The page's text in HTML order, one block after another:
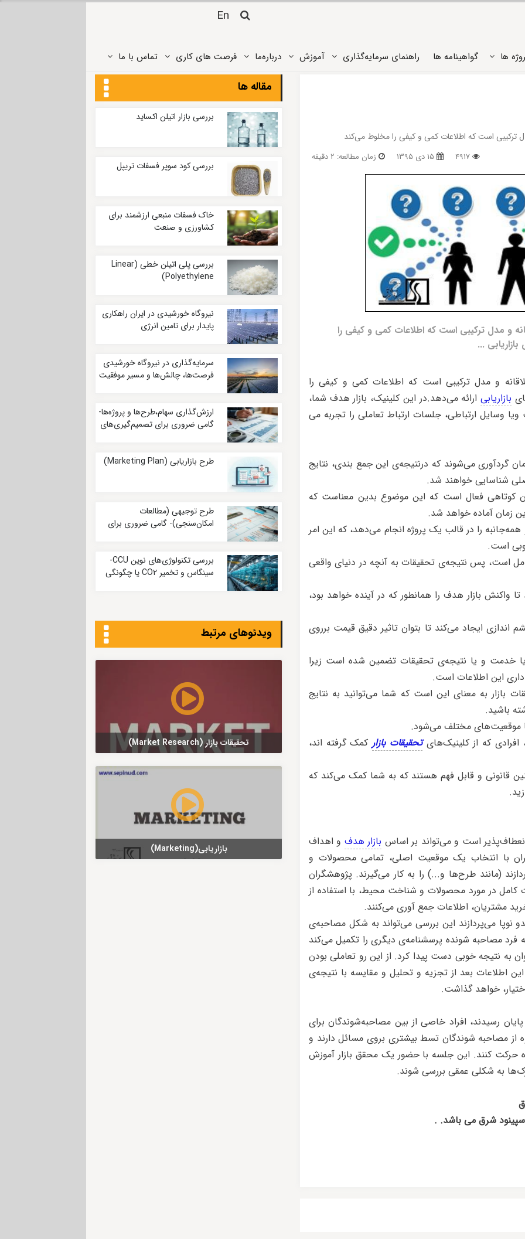
En
‌ها گواهینامه ها راهنمای سرمایه‌گذاری آموزش درباره‌ما فرصت های کاری تماس ‌با ما
ترکیبی است که اطلاعات کمی و کیفی را مخلوط می‌کند
زمان مطالعه: 2 دقیقه 15 دی 1395 4917
و مدل ترکیبی است که اطلاعات کمی و کیفی را
...
و مدل ترکیبی است که اطلاعات کمی و کیفی را
بازاریابی ارائه می‌دهد.در این کلینیک، بازار هدف شما،
وسایل ارتباطی، جلسات ارتباط تعاملی را تجربه می
گردآوری می‌شوند که درنتیجه‌ی این جمع بندی، نتایج
شناسایی خواهند شد.
کوتاهی فعال است که این موضوع بدین معناست که
زمان آماده خواهد شد.
را در قالب یک پروژه انجام می‌دهد، که این امر
است.
است، پس نتیجه‌ی تحقیقات به آنچه در دنیای واقعی
واکنش بازار هدف را همانطور که در آینده خواهد بود،
ایجاد می‌کند تا بتوان تاثیر دقیق قیمت برروی
خدمت و یا نتیجه‌ی تحقیقات تضمین شده است زیرا
داری این اطلاعات است.
به معنای این است که شما می‌توانید به نتایج
باشید.
موقعیت‌های مختلف می‌شود.
افرادی که از کلینیک‌هایتحقیقات بازارکمک گرفته اند،
قانونی و قابل فهم هستند که به شما کمک می‌کند که
انعطاف‌پذیر است و می‌تواند بر اساس بازار هدف و اهداف
با انتخاب یک موقعیت اصلی، تمامی محصولات و
(مانند طرح‌ها و...) را به کار می‌گیرند. پژوهشگران
کامل در مورد محصولات و شناخت محیط، با استفاده از
مشتریان، اطلاعات جمع آوری می‌کنند.
می‌پردازند این بررسی می‌تواند به شکل مصاحبه‌ی
فرد مصاحبه شونده پرسشنامه‌ی دیگری را تکمیل می‌کند
به نتیجه خوبی دست پیدا کرد. از این رو تعاملی بودن
اطلاعات بعد از تجزیه و تحلیل و مقایسه با نتیجه‌ی
خواهد گذاشت.
رسیدند، افراد خاصی از بین مصاحبه‌شوندگان برای
مصاحبه شوندگان تسط بیشتری بروی مسائل دارند و
حرکت کنند. این جلسه با حضور یک محقق بازار آموزش
به شکلی عمقی بررسی شوند.
شرق می باشد. .
مقاله ها
بررسی بازار اتیلن اکساید
بررسی کود سوپر فسفات تریپل
خاک فسفات منبعی ارزشمند برای
کشاورزی و صنعت
بررسی پلی اتیلن خطی (Linear
Polyethylene)
نیروگاه خورشیدی در ایران راهکاری
پایدار برای تامین انرژی
سرمایه‌گذاری در نیروگاه خورشیدی
فرصت‌ها، چالش‌ها و مسیر موفقیت
ارزش‌گذاری سهام،طرح‌ها و پروژه‌ها-
گامی ضروری برای تصمیم‌گیری‌های
طرح بازاریابی (Marketing Plan)
طرح توجیهی (مطالعات
امکان‌سنجی)- گامی ضروری برای
بررسی تکنولوژی‌های نوین CCU-
سینگاس و تخمیر CO2 یا چگونگی
ویدئوهای مرتبط
تحقیقات بازار (Market Research)
بازاریابی(Marketing)